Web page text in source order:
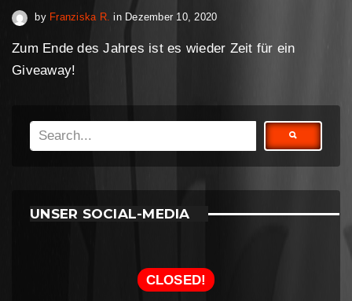
by Franziska R. in Dezember 10, 2020April 30, 2023
Zum Ende des Jahres ist es wieder Zeit für ein
Giveaway!
UNSER SOCIAL-MEDIA
CLOSED!